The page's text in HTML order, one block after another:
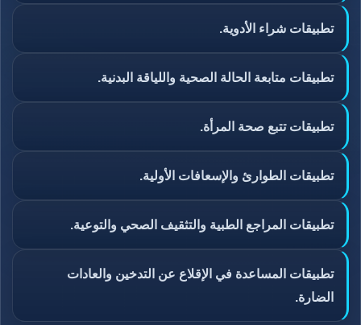
تطبيقات شراء الأدوية.
تطبيقات متابعة الحالة الصحية واللياقة البدنية.
تطبيقات تتبع صحة المرأة.
تطبيقات الطوارئ والإسعافات الأولية.
تطبيقات المراجع الطبية والتثقيف الصحي والتوعية.
تطبيقات المساعدة في الإقلاع عن التدخين والعادات
الضارة.